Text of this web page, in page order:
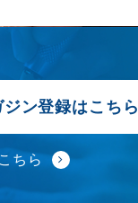
ン登録はこちら
ちら